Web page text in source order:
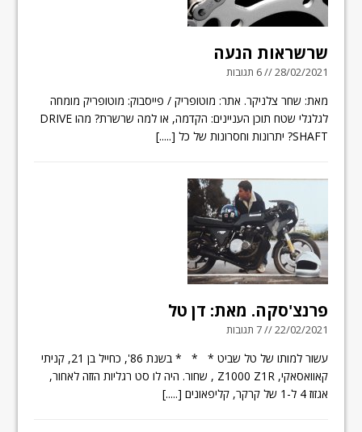
שרשראות הנעה
28/02/2021 // 6 תגובות
מאת: שחר צלניקר. אתר: מוטופריק / פייסבוק: מוטופריק מומחה
לגלגלי שטח תוכן העניינים: הקדמה, או למה שרשרת? מהו DRIVE
SHAFT? יתרונות וחסרונות של כל
[.....]
פרנצ'סקה. מאת: דן טל
22/02/2021 // 7 תגובות
עשור למותו של טל שביט * * * בשנת 86', כחייל בן 21, קניתי
קאוואסאקי, Z1000 Z1R , שחור. היה לו סט רגליות הזזה לאחור,
אגזוז 4 ל-1 של קרקר, קליפאונים
[.....]